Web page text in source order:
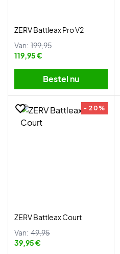
ZERV Battleax Pro V2
Van: 199,95
119,95 €
Bestel nu
- 20%
ZERV Battleax Court
Van: 49,95
39,95 €